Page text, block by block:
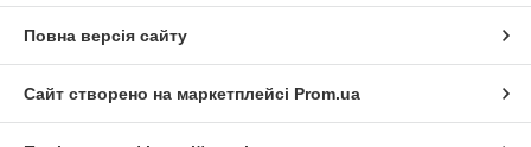
Повна версія сайту
Сайт створено на маркетплейсі Prom.ua